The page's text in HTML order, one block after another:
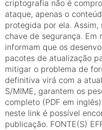
criptografia não é
ataque, apenas o
protegida por ela. Assim,
chave de segurança. Em
informam que os
pacotes de atualização
mitigar o problema de
definitiva virá com a
S/MIME, garantem os
completo (PDF em
neste link é possível
publicação. FONTE(S)